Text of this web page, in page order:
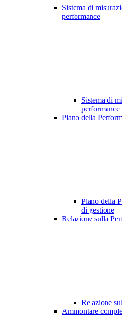
Sistema di
performance
Sistema di
performance
Piano della
Piano della
di gestione
Relazione sulla
Relazione
Ammontare